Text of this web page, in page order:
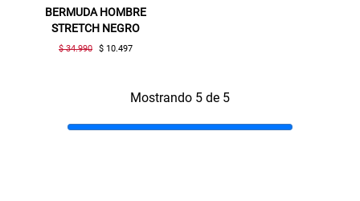
BERMUDA HOMBRE
STRETCH NEGRO
$ 34.990 $ 10.497
Mostrando 5 de 5